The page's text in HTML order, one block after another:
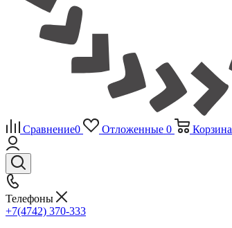
Сравнение0 Отложенные 0 Корзина
Телефоны
+7(4742) 370-333